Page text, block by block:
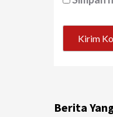
Berita